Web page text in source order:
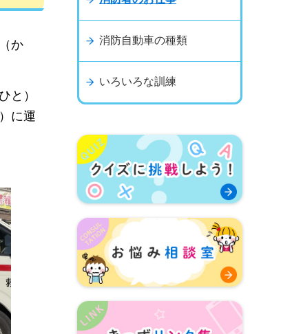
か
と）
に運
消防自動車の種類
いろいろな訓練